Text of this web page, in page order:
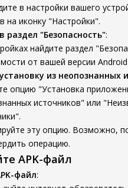
в настройки вашего
на иконку "Настройки".
раздел "Безопасность":
найдите раздел
от вашей версии
из неопознанных
опцию "Установка
источников" или
эту опцию. Возможно,
операцию.
APK-файл
файл: